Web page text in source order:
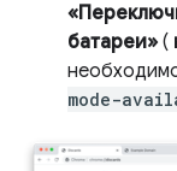
батареи» (
mode-